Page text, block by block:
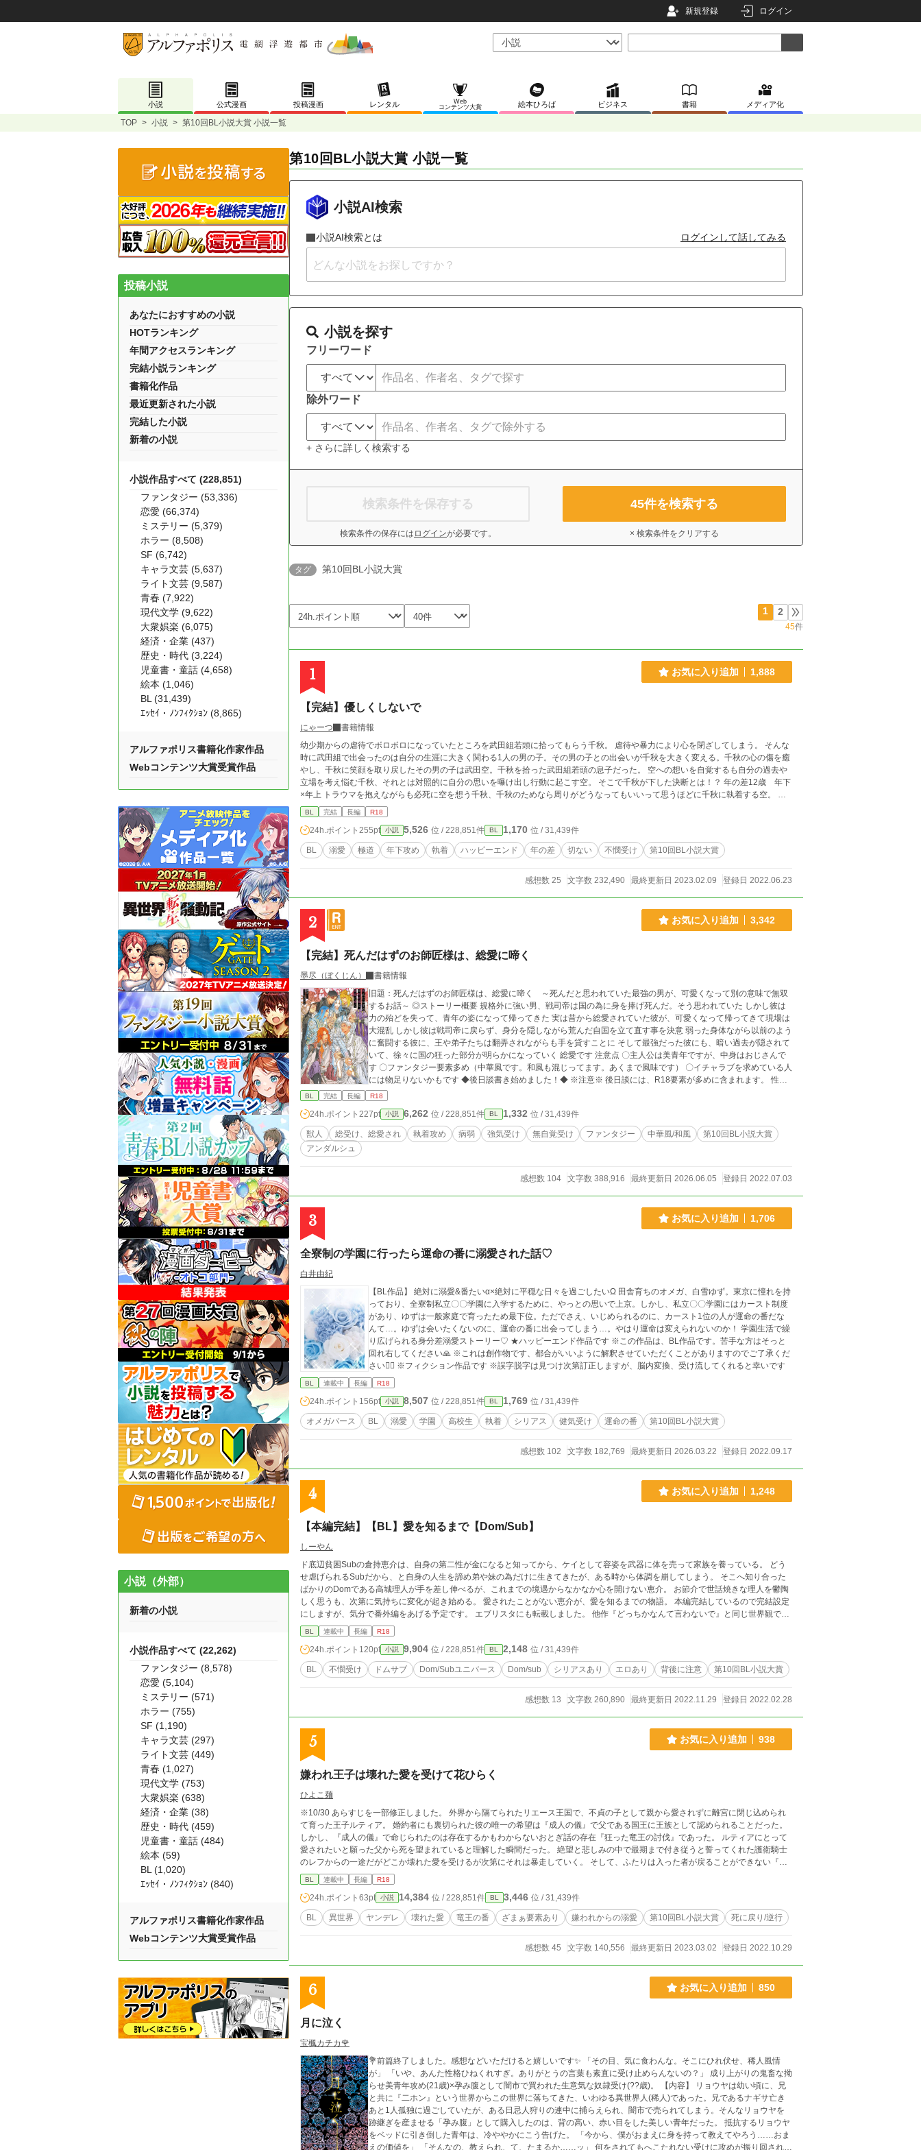
新規登録 ログイン
小説 公式漫画 投稿漫画 レンタル
Web
コンテンツ大賞
絵本ひろば ビジネス 書籍 メディア化
TOP > 小説 > 第10回BL小説大賞 小説一覧
第10回BL小説大賞 小説一覧
小説AI検索
小説AI検索とは ログインして話してみる
小説を探す
フリーワード
除外ワード
+ さらに詳しく検索する
検索条件を保存する
検索条件の保存には ログインが必要です。
45件を検索する
× 検索条件をクリアする
タグ 第10回BL小説大賞
1 2
45件
1 お気に入り追加 1,888
【完結】優しくしないで
にゃーつ
書籍情報
幼少期からの虐待でボロボロになっていたところを武田組若頭に拾ってもらう千秋。 虐待や暴力により心を閉ざしてしまう。 そんな
時に武田組で出会ったのは自分の生涯に大きく関わる1人の男の子。その男の子との出会いが千秋を大きく変える。千秋の心の傷を癒
やし、千秋に笑顔を取り戻したその男の子は武田空。千秋を拾った武田組若頭の息子だった。 空への想いを自覚するも自分の過去や
立場を考え悩む千秋、それとは対照的に自分の思いを曝け出し行動に起こす空。 そこで千秋が下した決断とは！？ 年の差12歳 年下
×年上 トラウマを抱えながらも必死に空を想う千秋、千秋のためなら周りがどうなってもいいって思うほどに千秋に執着する空。 ち
ーがいないと生きていけない。 空がいないと不安。 愛を知らなかった千秋が空から大きすぎる愛を注がれる話。 初作品です 完結し
ました。 2/9 BL 31位！！！！
BL 完結 長編 R18
24h.ポイント 255pt 小説 5,526 位 / 228,851件 BL 1,170 位 / 31,439件
BL 溺愛 極道 年下攻め 執着 ハッピーエンド 年の差 切ない 不憫受け 第10回BL小説大賞
感想数 25 文字数 232,490 最終更新日 2023.02.09 登録日 2022.06.23
2 お気に入り追加 3,342
【完結】死んだはずのお師匠様は、総愛に啼く
墨尽（ぼくじん）
書籍情報
旧題：死んだはずのお師匠様は、総愛に啼く ～死んだと思われていた最強の男が、可愛くなって別の意味で無双
するお話～ ◎ストーリー概要 規格外に強い男、戦司帝は国の為に身を捧げ死んだ。そう思われていた しかし彼は
力の殆どを失って、青年の姿になって帰ってきた 実は昔から総愛されていた彼が、可愛くなって帰ってきて現場は
大混乱 しかし彼は戦司帝に戻らず、身分を隠しながら荒んだ自国を立て直す事を決意 弱った身体ながら以前のよう
に奮闘する彼に、王や弟子たちは翻弄されながらも手を貸すことに そして最強だった彼にも、暗い過去が隠されて
いて、徐々に国の狂った部分が明らかになっていく 総愛です 注意点 〇主人公は美青年ですが、中身はおじさんで
す 〇ファンタジー要素多め（中華風です。和風も混じってます。あくまで風味です） 〇イチャラブを求めている人
には物足りないかもです ◆後日談書き始めました！◆ ※注意※ 後日談には、R18要素が多めに含まれます。 性描
写が含まれるシーンは話を分け、※印を付けます。苦手な方は※がついた話を読まないようにしていただければと
か、ご自分で判断をお願いします。 例）「後日談 黒王 ※」←黒王が攻めで性描写あり 後日談ですので、お話に
山場はありません。 気軽に読んで頂ければ、幸いです。
BL 完結 長編 R18
24h.ポイント 227pt 小説 6,262 位 / 228,851件 BL 1,332 位 / 31,439件
獣人 総受け、総愛され 執着攻め 病弱 強気受け 無自覚受け ファンタジー 中華風/和風
第10回BL小説大賞
アンダルシュ
感想数 104 文字数 388,916 最終更新日 2026.06.05 登録日 2022.07.03
3 お気に入り追加 1,706
全寮制の学園に行ったら運命の番に溺愛された話♡
白井由紀
【BL作品】 絶対に溺愛&番たいα×絶対に平穏な日々を過ごしたいΩ 田舎育ちのオメガ、白雪ゆず。東京に憧れを持
っており、全寮制私立〇〇学園に入学するために、やっとの思いで上京。しかし、私立〇〇学園にはカースト制度
があり、ゆずは一般家庭で育ったため最下位。ただでさえ、いじめられるのに、カースト1位の人が運命の番だな
んて…。ゆずは会いたくないのに、運命の番に出会ってしまう…。やはり運命は変えられないのか！ 学園生活で繰
り広げられる身分差溺愛ストーリー♡ ★ハッピーエンド作品です ※この作品は、BL作品です。苦手な方はそっと
回れ右してください🙏 ※これは創作物です、都合がいいように解釈させていただくことがありますのでご了承くだ
さい🙇‍♂️ ※フィクション作品です ※誤字脱字は見つけ次第訂正しますが、脳内変換、受け流してくれると幸いです
BL 連載中 長編 R18
24h.ポイント 156pt 小説 8,507 位 / 228,851件 BL 1,769 位 / 31,439件
オメガバース BL 溺愛 学園 高校生 執着 シリアス 健気受け 運命の番 第10回BL小説大賞
感想数 102 文字数 182,769 最終更新日 2026.03.22 登録日 2022.09.17
4 お気に入り追加 1,248
【本編完結】【BL】愛を知るまで【Dom/Sub】
しーやん
ド底辺貧困Subの倉持恵介は、自身の第二性が金になると知ってから、ケイとして容姿を武器に体を売って家族を養っている。 どう
せ虐げられるSubだから、と自身の人生を諦め弟や妹の為だけに生きてきたが、ある時から体調を崩してしまう。 そこへ知り合った
ばかりのDomである高城理人が手を差し伸べるが、これまでの境遇からなかなか心を開けない恵介。 お節介で世話焼きな理人を鬱陶
しく思うも、次第に気持ちに変化が起き始める。 愛されたことがない恵介が、愛を知るまでの物語。 本編完結しているので完結設定
にしますが、気分で番外編をあげる予定です。 エブリスタにも転載しました。 他作『どっちかなんて言わないで』と同じ世界観です
こちらのキャラ（葉一、西田、敏雄など）が登場しますが、あくまで隣り合っただけの別ストーリーです^ ^
BL 連載中 長編 R18
24h.ポイント 120pt 小説 9,904 位 / 228,851件 BL 2,148 位 / 31,439件
BL 不憫受け ドムサブ Dom/Subユニバース Dom/sub シリアスあり エロあり 背後に注意 第10回BL小説大賞
感想数 13 文字数 260,890 最終更新日 2022.11.29 登録日 2022.02.28
5 お気に入り追加 938
嫌われ王子は壊れた愛を受けて花ひらく
ひよこ麺
※10/30 あらすじを一部修正しました。 外界から隔てられたリエース王国で、不貞の子として親から愛されずに離宮に閉じ込められ
て育った王子ルティア。 婚約者にも裏切られた彼の唯一の希望は『成人の儀』で父である国王に王族として認められることだった。
しかし、『成人の儀』で命じられたのは存在するかもわからないおとぎ話の存在『狂った竜王の討伐』であった。 ルティアにとって
愛されたいと願った父から死を望まれていると理解した瞬間だった。 絶望と悲しみの中で最期まで付き従うと誓ってくれた護衛騎士
のレフからの一途だがどこか壊れた愛を受けるが次第にそれは暴走していく。 そして、ふたりは入った者が戻ることができない『暗
黒の森』へと『狂った竜王』を討伐するために足を踏み入れるが、全ての抑圧から解放されたことでレフのルティアへの執着と狂っ
た愛は加速していく。その全てを受け入れた先に、ルティアが取った行動が世界の理すらかえていき……。 千年にも及ぶ執着愛とそ
れを受ける孤独な王子の物語。 ※が付くのはエッチなことがある回です。割とあります。 また、今回作品の設定上かなりシリアスで
す。また、肉体的な苦痛の描写はあまりないですが精神的に辛いシーンは割とあります。ハッピーエンドの予定ではありますが、メ
インCP以外？との性行為の描写（強姦ではないですが合意かは怪しい）などが含まれますのでご理解いただいた上で少しでも楽しん
BL 連載中 長編 R18
24h.ポイント 63pt 小説 14,384 位 / 228,851件 BL 3,446 位 / 31,439件
BL 異世界 ヤンデレ 壊れた愛 竜王の番 ざまぁ要素あり 嫌われからの溺愛 第10回BL小説大賞 死に戻り/逆行
感想数 45 文字数 140,556 最終更新日 2023.03.02 登録日 2022.10.29
6 お気に入り追加 850
月に泣く
宝楓カチカ🌹
💐前篇終了しました。感想などいただけると嬉しいです✨ 「その目、気に食わんな。そこにひれ伏せ、稀人風情
が」 「いや、あんた性格ひねくれすぎ。ありがとうの言葉も素直に受け止めらんないの？」 成り上がりの鬼畜な拗
らせ美青年攻め(21歳)×孕み腹として闇市で買われた生意気な奴隷受け(??歳)。 【内容】 リョウヤは幼い頃に、兄
と共に『二ホン』という世界からこの世界に落ちてきた、いわゆる異世界人(稀人)であった。兄であるナギサ亡き
あと1人孤独に過ごしていたが、ある日忌人狩りの連中に捕らえられ、闇市で売られてしまう。そんなリョウヤを
跡継ぎを産ませる「孕み腹」として購入したのは、背の高い、赤い目をした美しい青年だった。 抵抗するリョウヤ
をベッドに引き倒した青年は、冷ややかにこう告げた。 「今から、僕がおまえに身を持って教えてやろう……おま
えの価値を」 「そんなの、教えられ、て、たまるか……ッ」 何をされてもへこたれない受けに攻めが振り回され、
投稿小説
あなたにおすすめの小説
HOTランキング
年間アクセスランキング
完結小説ランキング
書籍化作品
最近更新された小説
完結した小説
新着の小説
小説作品すべて (228,851)
ファンタジー (53,336)
恋愛 (66,374)
ミステリー (5,379)
ホラー (8,508)
SF (6,742)
キャラ文芸 (5,637)
ライト文芸 (9,587)
青春 (7,922)
現代文学 (9,622)
大衆娯楽 (6,075)
経済・企業 (437)
歴史・時代 (3,224)
児童書・童話 (4,658)
絵本 (1,046)
BL (31,439)
ｴｯｾｲ・ﾉﾝﾌｨｸｼｮﾝ (8,865)
アルファポリス書籍化作家作品
Webコンテンツ大賞受賞作品
小説（外部）
新着の小説
小説作品すべて (22,262)
ファンタジー (8,578)
恋愛 (5,104)
ミステリー (571)
ホラー (755)
SF (1,190)
キャラ文芸 (297)
ライト文芸 (449)
青春 (1,027)
現代文学 (753)
大衆娯楽 (638)
経済・企業 (38)
歴史・時代 (459)
児童書・童話 (484)
絵本 (59)
BL (1,020)
ｴｯｾｲ・ﾉﾝﾌｨｸｼｮﾝ (840)
アルファポリス書籍化作家作品
Webコンテンツ大賞受賞作品